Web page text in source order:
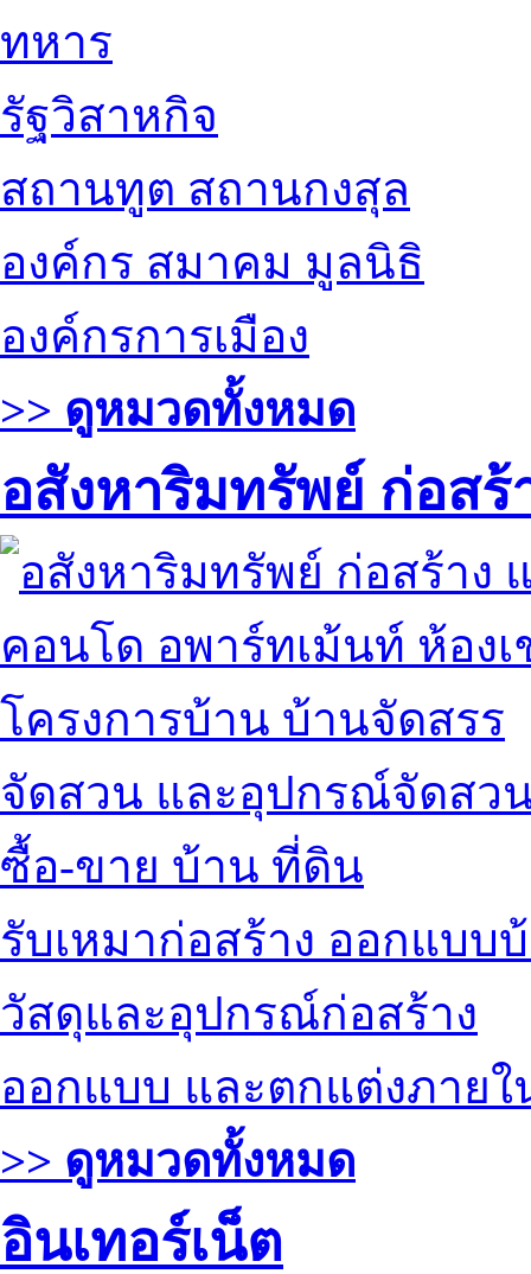
ทหาร
รัฐวิสาหกิจ
สถานทูต สถานกงสุล
องค์กร สมาคม มูลนิธิ
องค์กรการเมือง
>> ดูหมวดทั้งหมด
อสังหาริมทรัพย์ ก่อส
คอนโด อพาร์ทเม้นท์ ห้องเ
โครงการบ้าน บ้านจัดสรร
จัดสวน และอุปกรณ์จัดสว
ซื้อ-ขาย บ้าน ที่ดิน
รับเหมาก่อสร้าง ออกแบบ
วัสดุและอุปกรณ์ก่อสร้าง
ออกแบบ และตกแต่งภายใ
>> ดูหมวดทั้งหมด
อินเทอร์เน็ต